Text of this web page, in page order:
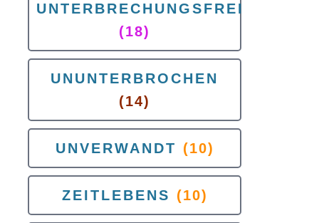
UNTERBRECHUNGSFREI
(18)
UNUNTERBROCHEN
(14)
UNVERWANDT (10)
ZEITLEBENS (10)